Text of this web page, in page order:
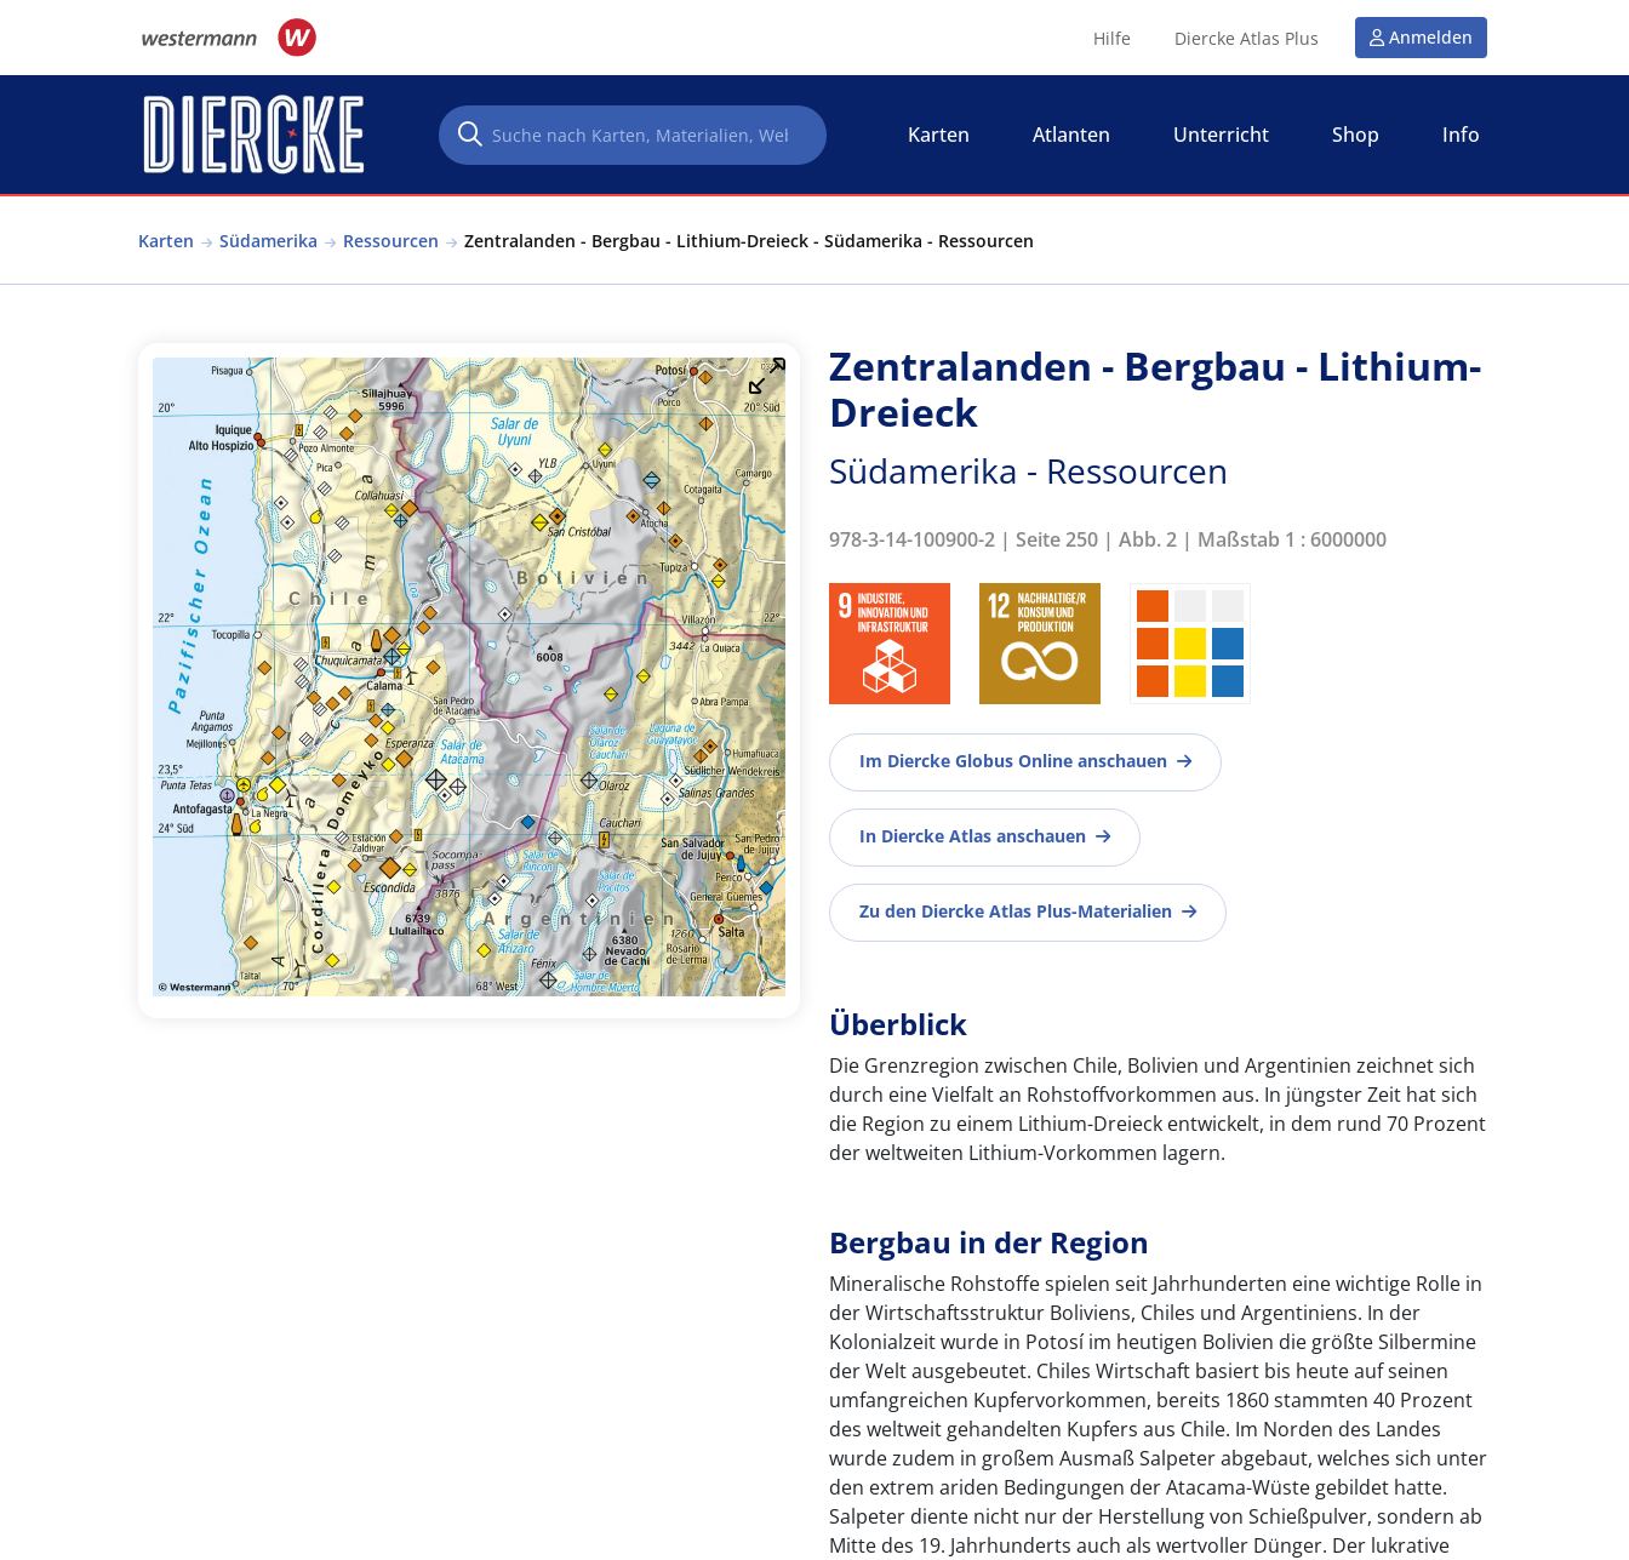
Hilfe Diercke Atlas Plus Anmelden
Karten Atlanten Unterricht Shop Info
Karten Südamerika Ressourcen Zentralanden - Bergbau - Lithium-Dreieck - Südamerika - Ressourcen
Zentralanden - Bergbau - Lithium-
Dreieck
Südamerika - Ressourcen
978-3-14-100900-2 | Seite 250 | Abb. 2 | Maßstab 1 : 6000000
Im Diercke Globus Online anschauen
In Diercke Atlas anschauen
Zu den Diercke Atlas Plus-Materialien
Überblick
Die Grenzregion zwischen Chile, Bolivien und Argentinien zeichnet sich
durch eine Vielfalt an Rohstoffvorkommen aus. In jüngster Zeit hat sich
die Region zu einem Lithium-Dreieck entwickelt, in dem rund 70 Prozent
der weltweiten Lithium-Vorkommen lagern.
Bergbau in der Region
Mineralische Rohstoffe spielen seit Jahrhunderten eine wichtige Rolle in
der Wirtschaftsstruktur Boliviens, Chiles und Argentiniens. In der
Kolonialzeit wurde in Potosí im heutigen Bolivien die größte Silbermine
der Welt ausgebeutet. Chiles Wirtschaft basiert bis heute auf seinen
umfangreichen Kupfervorkommen, bereits 1860 stammten 40 Prozent
des weltweit gehandelten Kupfers aus Chile. Im Norden des Landes
wurde zudem in großem Ausmaß Salpeter abgebaut, welches sich unter
den extrem ariden Bedingungen der Atacama-Wüste gebildet hatte.
Salpeter diente nicht nur der Herstellung von Schießpulver, sondern ab
Mitte des 19. Jahrhunderts auch als wertvoller Dünger. Der lukrative